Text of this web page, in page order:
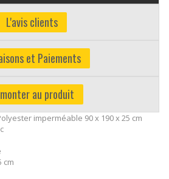
L'avis clients
et Paiements
au produit
imperméable 90 x 190 x 25 cm
cm